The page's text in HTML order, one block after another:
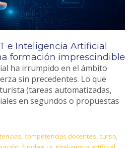
e Inteligencia Artificial
formación imprescindible
ha irrumpido en el ámbito
sin precedentes. Lo que
(tareas automatizadas,
en segundos o propuestas
,competencias docentes,curso,